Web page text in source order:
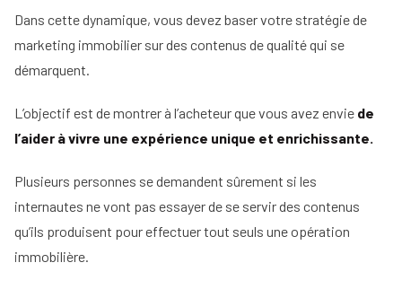
Dans cette dynamique, vous devez baser votre stratégie de
marketing immobilier sur des contenus de qualité qui se
démarquent.
L’objectif est de montrer à l’acheteur que vous avez envie de
l’aider à vivre une expérience unique et enrichissante.
Plusieurs personnes se demandent sûrement si les
internautes ne vont pas essayer de se servir des contenus
qu’ils produisent pour effectuer tout seuls une opération
immobilière.